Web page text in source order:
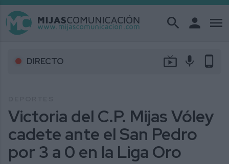
search person menu
DIRECTO live_tv mic phone_android
Victoria del C.P. Mijas Vóley
cadete ante el San Pedro
por 3 a 0 en la Liga Oro